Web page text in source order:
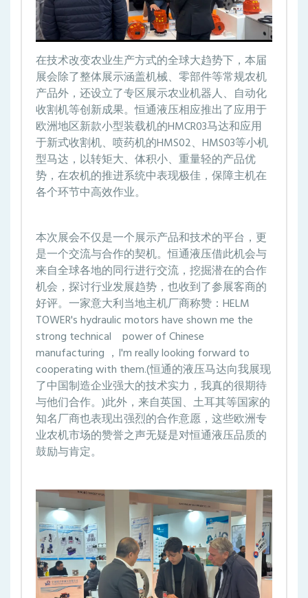
在技术改变农业生产方式的全球大趋势下，本届
展会除了整体展示涵盖机械、零部件等常规农机
产品外，还设立了专区展示农业机器人、自动化
收割机等创新成果。恒通液压相应推出了应用于
欧洲地区新款小型装载机的HMCR03马达和应用
于新式收割机、喷药机的HMS02、HMS03等小机
型马达，以转矩大、体积小、重量轻的产品优
势，在农机的推进系统中表现极佳，保障主机在
各个环节中高效作业。
本次展会不仅是一个展示产品和技术的平台，更
是一个交流与合作的契机。恒通液压借此机会与
来自全球各地的同行进行交流，挖掘潜在的合作
机会，探讨行业发展趋势，也收到了参展客商的
好评。一家意大利当地主机厂商称赞：HELM
TOWER's hydraulic motors have shown me the
strong technical power of Chinese
manufacturing ，I'm really looking forward to
cooperating with them.(恒通的液压马达向我展现
了中国制造企业强大的技术实力，我真的很期待
与他们合作。)此外，来自英国、土耳其等国家的
知名厂商也表现出强烈的合作意愿，这些欧洲专
业农机市场的赞誉之声无疑是对恒通液压品质的
鼓励与肯定。